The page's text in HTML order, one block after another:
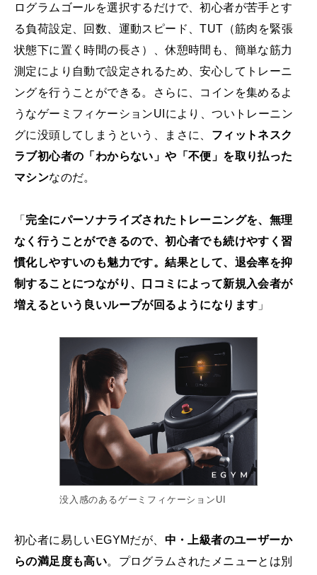
ログラムゴールを選択するだけで、初心者が苦手とす
る負荷設定、回数、運動スピード、TUT（筋肉を緊張
状態下に置く時間の長さ）、休憩時間も、簡単な筋力
測定により自動で設定されるため、安心してトレーニ
ングを行うことができる。さらに、コインを集めるよ
うなゲーミフィケーションUIにより、ついトレーニン
グに没頭してしまうという、まさに、 フィットネスク
ラブ初心者の「わからない」や「不便」を取り払った
マシンなのだ。
「 完全にパーソナライズされたトレーニングを、無理
なく行うことができるので、初心者でも続けやすく習
慣化しやすいのも魅力です。結果として、退会率を抑
制することにつながり、口コミによって新規入会者が
増えるという良いループが回るようになります 」
没入感のあるゲーミフィケーションUI
初心者に易しいEGYMだが、 中・上級者のユーザーか
らの満足度も高い。プログラムされたメニューとは別